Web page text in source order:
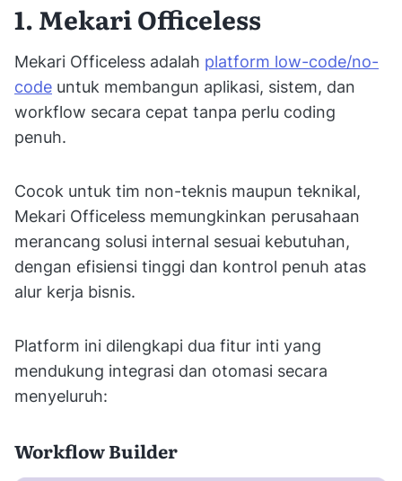
1. Mekari Officeless
Mekari Officeless adalah platform low-code/no-
code untuk membangun aplikasi, sistem, dan
workflow secara cepat tanpa perlu coding
penuh.
Cocok untuk tim non-teknis maupun teknikal,
Mekari Officeless memungkinkan perusahaan
merancang solusi internal sesuai kebutuhan,
dengan efisiensi tinggi dan kontrol penuh atas
alur kerja bisnis.
Platform ini dilengkapi dua fitur inti yang
mendukung integrasi dan otomasi secara
menyeluruh:
Workflow Builder